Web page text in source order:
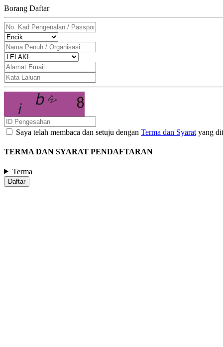
Borang Daftar
Saya telah membaca dan setuju dengan Terma dan Syarat yang
TERMA DAN SYARAT PENDAFTARAN
Terma
Daftar